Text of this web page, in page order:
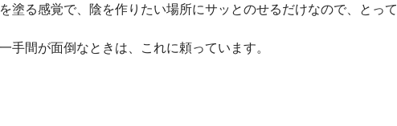
塗る感覚で、陰を作りたい場所にサッとのせるだけなので、とって
手間が面倒なときは、これに頼っています。